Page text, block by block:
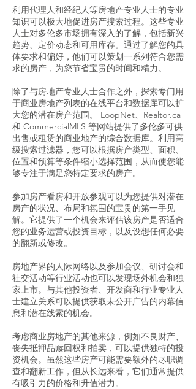
利用代理人和经纪人等房地产专业人士的专业
知识可以极大地促进房产搜索过程。这些专业
人士对多伦多市场拥有深入的了解，包括新兴
趋势、定价动态和可用库存。通过了解您的具
体要求和偏好，他们可以策划一系列符合您需
求的房产，为您节省宝贵的时间和精力。
除了与房地产专业人士合作之外，探索专门用
于商业房地产列表的在线平台和数据库可以扩
大您的潜在房产范围。 LoopNet、Realtor.ca
和 CommercialMLS 等网站提供了多伦多可供
出售或租赁的商业地产的综合数据库。利用高
级搜索过滤器，您可以根据房产类型、面积、
位置和预算等条件缩小选择范围，从而使您能
够专注于满足您特定要求的房产。
参加房产看房和开放参观可以为您提供对潜在
房产的状况、布局和氛围的宝贵的第一手见
解。它提供了一个机会来评估该房产是否适合
您的业务运营或投资目标，以及设想任何必要
的翻新或修改。
房地产界的人际网络以及参加会议、研讨会和
社交活动等行业活动也可以发现场外机会和独
家上市。与其他投资者、开发商和行业专业人
士建立关系可以提供获取未公开广告的内幕信
息和潜在线索的机会。
考虑商业房地产的其他来源，例如不良财产、
丧失抵押品赎回权和拍卖，可以提供独特的投
资机会。虽然这些房产可能需要额外的尽职调
查和翻新工作，但从长远来看，它们通常提供
有吸引力的价格和升值潜力。